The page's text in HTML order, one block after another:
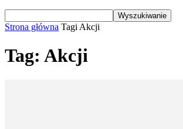
Strona główna Tagi Akcji
Tag: Akcji